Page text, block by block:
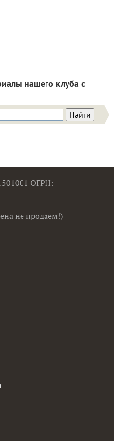
нашего клуба с
ОГРН:
не продаем!)